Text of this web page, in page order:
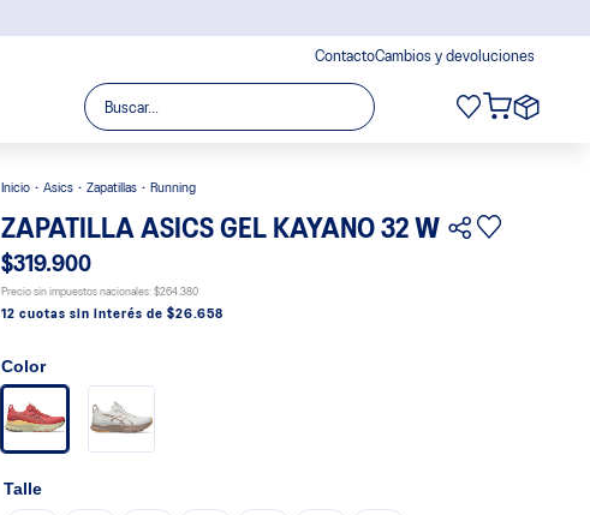
ContactoCambios y devoluciones
Buscar...
Asics Zapatillas Running
ZAPATILLA ASICS GEL KAYANO 32 W
$319.900
Precio sin impuestos nacionales: $264.380
12 cuotas sin interés de $26.658
Color
Talle